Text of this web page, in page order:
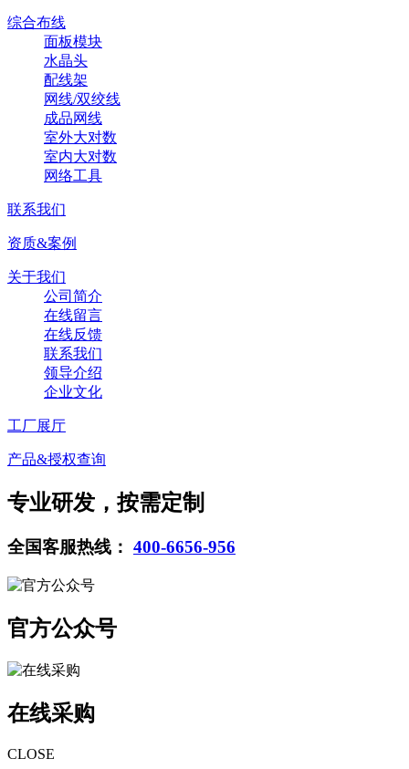
综合布线
面板模块
水晶头
配线架
网线/双绞线
成品网线
室外大对数
室内大对数
网络工具
联系我们
资质&案例
关于我们
公司简介
在线留言
在线反馈
联系我们
领导介绍
企业文化
工厂展厅
产品&授权查询
专业研发，按需定制
全国客服热线： 400-6656-956
官方公众号
在线采购
CLOSE